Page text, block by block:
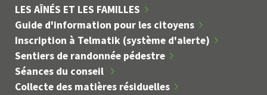
LES AÎNÉS ET LES FAMILLES
Guide d'information pour les citoyens
Inscription à Telmatik (système d'alerte)
Sentiers de randonnée pédestre
Séances du conseil
Collecte des matières résiduelles